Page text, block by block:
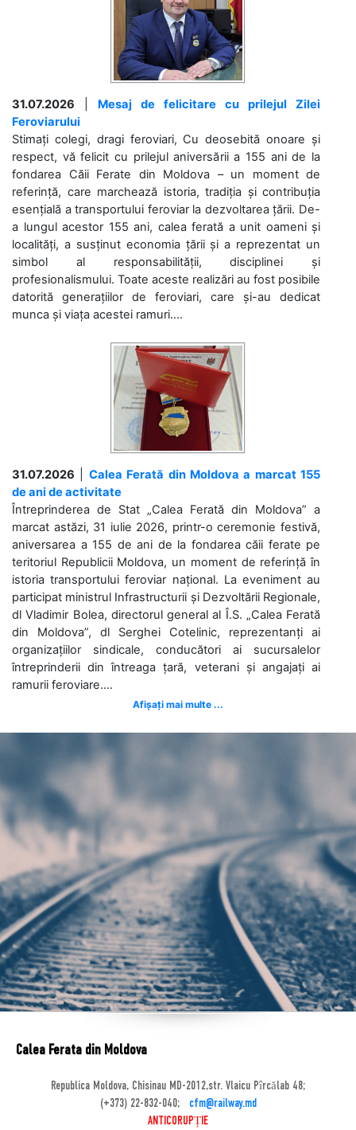
31.07.2026
Mesaj de felicitare cu prilejul Zilei
Feroviarului
Stimați colegi, dragi feroviari, Cu deosebită onoare și
respect, vă felicit cu prilejul aniversării a 155 ani de la
fondarea Căii Ferate din Moldova – un moment de
referință, care marchează istoria, tradiția și contribuția
esențială a transportului feroviar la dezvoltarea țării. De-
a lungul acestor 155 ani, calea ferată a unit oameni și
localități, a susținut economia țării și a reprezentat un
simbol al responsabilității, disciplinei și
profesionalismului. Toate aceste realizări au fost posibile
datorită generațiilor de feroviari, care și-au dedicat
munca și viața acestei ramuri....
31.07.2026
Calea Ferată din Moldova a marcat 155
de ani de activitate
Întreprinderea de Stat „Calea Ferată din Moldova” a
marcat astăzi, 31 iulie 2026, printr-o ceremonie festivă,
aniversarea a 155 de ani de la fondarea căii ferate pe
teritoriul Republicii Moldova, un moment de referință în
istoria transportului feroviar național. La eveniment au
participat ministrul Infrastructurii și Dezvoltării Regionale,
dl Vladimir Bolea, directorul general al Î.S. „Calea Ferată
din Moldova”, dl Serghei Cotelinic, reprezentanți ai
organizațiilor sindicale, conducători ai sucursalelor
întreprinderii din întreaga țară, veterani și angajați ai
ramurii feroviare....
Afișați mai multe ...
Calea Ferata din Moldova
Republica Moldova, Chisinau MD-2012,str. Vlaicu Pîrcălab 48;
(+373) 22-832-040;
cfm@railway.md
ANTICORUPȚIE